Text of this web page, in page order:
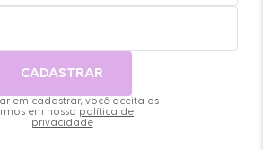
CADASTRAR
em cadastrar, você aceita os
em nossa política de
privacidade